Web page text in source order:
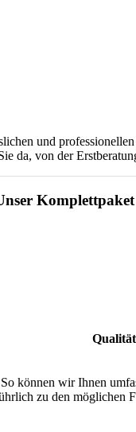
und
da, von der
können wir Ihnen
zu den